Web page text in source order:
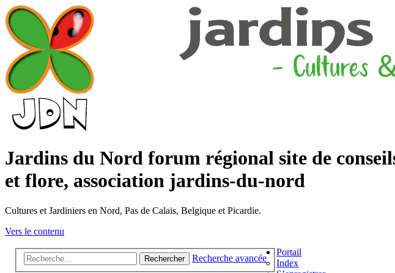
Jardins du Nord forum régional site de
et flore, association jardins-du-nord
Cultures et Jardiniers en Nord, Pas de Calais, Belgique et Picardie.
Vers le contenu
Rechercher Recherche avancée
Portail
Index